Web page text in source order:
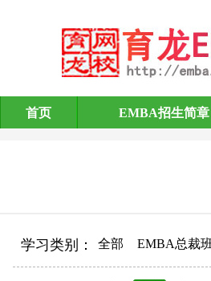
EMBA招生简章
首页 EMBA招生简章
学习类别： 全部 EMBA总裁